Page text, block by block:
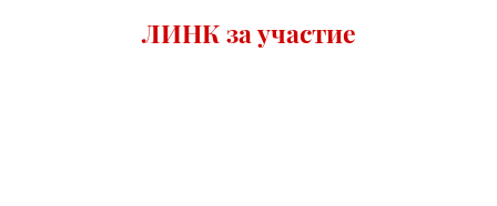
ЛИНК за участие